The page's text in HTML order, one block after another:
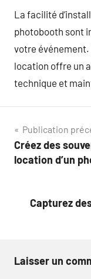
La facilité
photobooth sont
votre événement.
location offre un
technique et
de
Publication
Créez des
location d’un
Capturez
Laisser un